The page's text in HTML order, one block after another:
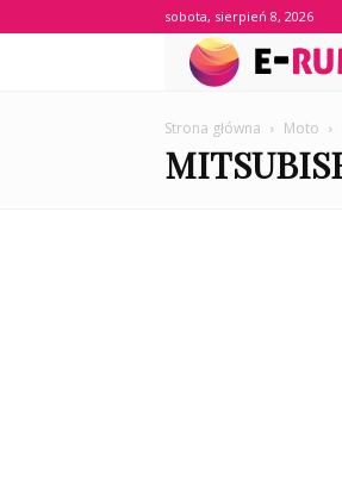
sobota, sierpień 8, 2026
Strona główna Moto